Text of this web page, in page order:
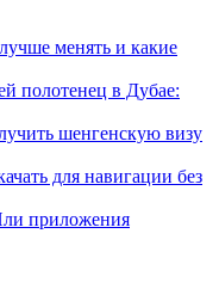
менять и какие
полотенец в Дубае:
шенгенскую визу
для навигации без
приложения